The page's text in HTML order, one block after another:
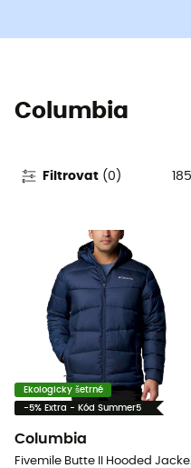
Columbia
Filtrovat (0 )
Ekologicky šetrné
-5% Extra - Kód Summer5
Columbia